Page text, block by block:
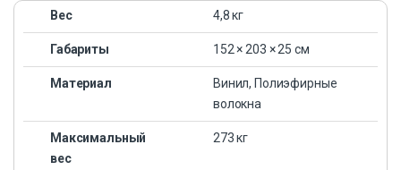
Вес 4,8 кг
Габариты 152 × 203 × 25 см
Материал
Винил, Полиэфирные
волокна
Максимальный
вес
273 кг